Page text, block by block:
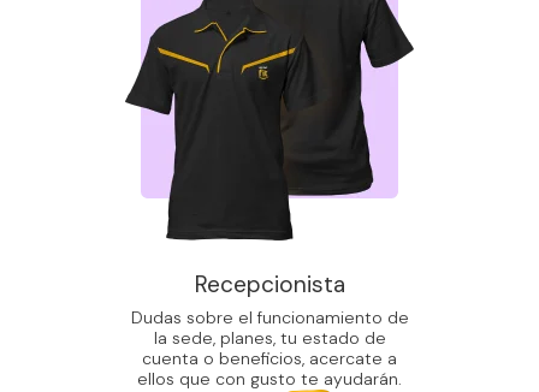
Recepcionista
Dudas sobre el funcionamiento de
la sede, planes, tu estado de
cuenta o beneficios, acercate a
ellos que con gusto te ayudarán.